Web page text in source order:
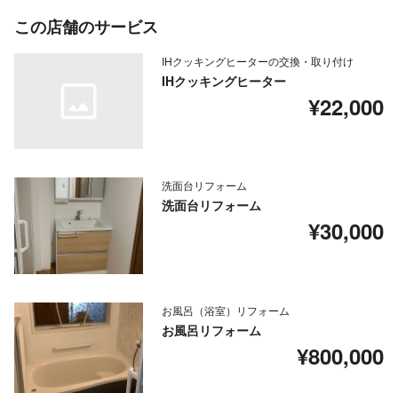
この店舗のサービス
IHクッキングヒーターの交換・取り付け
IHクッキングヒーター
¥22,000
洗面台リフォーム
洗面台リフォーム
¥30,000
お風呂（浴室）リフォーム
お風呂リフォーム
¥800,000